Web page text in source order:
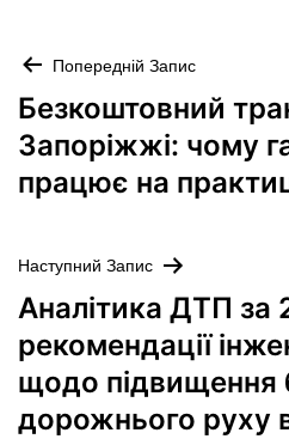
Навігація
записів
Попередній Запис
Безкоштовний
Запоріжжі: чому
працює на
Наступний Запис
Аналітика ДТП за
рекомендації
щодо підвищення
дорожнього руху